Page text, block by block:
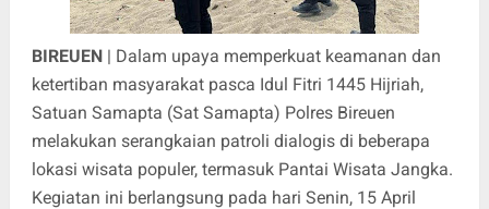
BIREUEN| Dalam upaya memperkuat keamanan dan
ketertiban masyarakat pasca Idul Fitri 1445 Hijriah,
Satuan Samapta (Sat Samapta) Polres Bireuen
melakukan serangkaian patroli dialogis di beberapa
lokasi wisata populer, termasuk Pantai Wisata Jangka.
Kegiatan ini berlangsung pada hari Senin, 15 April